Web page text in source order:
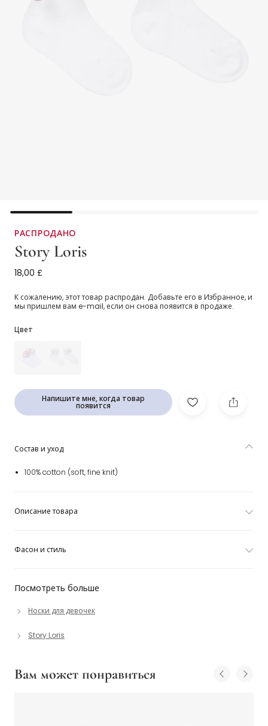
РАСПРОДАНО
Story Loris
Белые носки с кремовыми рюшами для девочек
18,00 £
К сожалению, этот товар распродан. Добавьте его в Избранное, и
мы пришлем вам e-mail, если он снова появится в продаже.
Цвет
Напишите мне, когда товар
появится
Посмотреть больше
Носки для девочек
Story Loris
Состав и уход
100% cotton (soft, fine knit)
Описание товара
Фасон и стиль
Вам может понравиться